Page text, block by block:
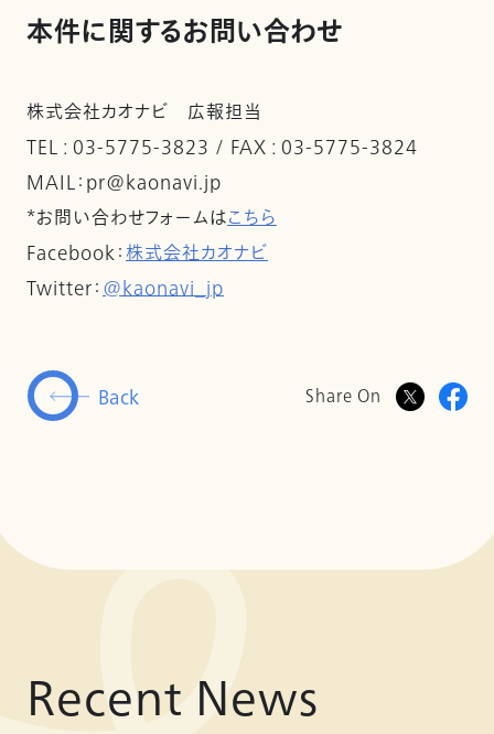
本件に関するお問い合わせ
株式会社カオナビ 広報担当
TEL : 03-5775-3823 / FAX : 03-5775-3824
MAIL：pr@kaonavi.jp
*お問い合わせフォームはこちら
Facebook：株式会社カオナビ
Twitter：@kaonavi_jp
Back Share On
Recent News